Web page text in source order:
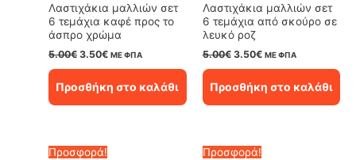
Λαστιχάκια μαλλιών σετ
6 τεμάχια καφέ προς το
άσπρο χρώμα
5.00€ Original
5.00€.
3.50€Η
είναι:
3.50€.
ΜΕ ΦΠΑ
Προσθήκη στο καλάθι
Λαστιχάκια μαλλιών σετ
6 τεμάχια από σκούρο σε
λευκό ροζ
5.00€ Original
5.00€.
3.50€Η
είναι:
3.50€.
ΜΕ ΦΠΑ
Προσθήκη στο καλάθι
Προσφορά! Προσφορά!